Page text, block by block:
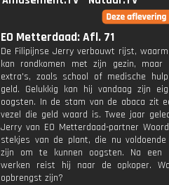
EO Metterdaad: Afl. 71
De Filipijnse Jerry verbouwt rijst,
kan rondkomen met zijn gezin, maar
extra's, zoals school of medische
geld. Gelukkig kan hij vandaag zijn
oogsten. In de stam van de abaca zit
vezel die geld waard is. Twee jaar
Jerry van EO Metterdaad-partner
stekjes van de plant, die nu voldoende
zijn om te kunnen oogsten. Na een
werken reist hij naar de opkoper.
opbrengst zijn?